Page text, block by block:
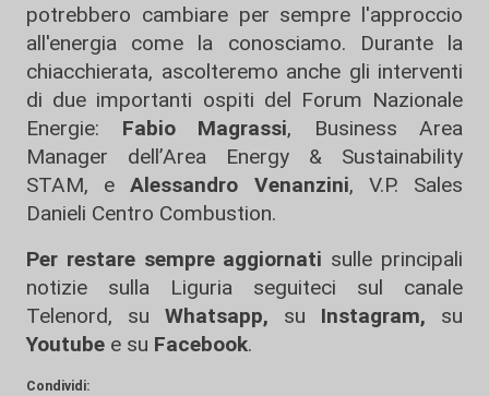
potrebbero cambiare per sempre l'approccio
all'energia come la conosciamo. Durante la
chiacchierata, ascolteremo anche gli interventi
di due importanti ospiti del Forum Nazionale
Energie: Fabio Magrassi, Business Area
Manager dell’Area Energy & Sustainability
STAM, eAlessandro Venanzini, V.P. Sales
Danieli Centro Combustion.
Per restare sempre aggiornati sulle principali
notizie sulla Liguria seguiteci sul canale
Telenord, su
Whatsapp, su Instagram, su
Youtube e su Facebook.
Condividi: